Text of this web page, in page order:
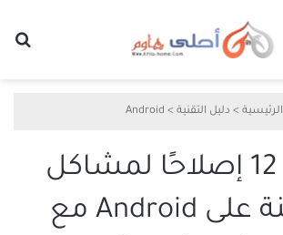
الرئيسية > دليل التقنية >
Android
أفضل 12 إصلاحًا لمشاكل
المزامنة على Android مع